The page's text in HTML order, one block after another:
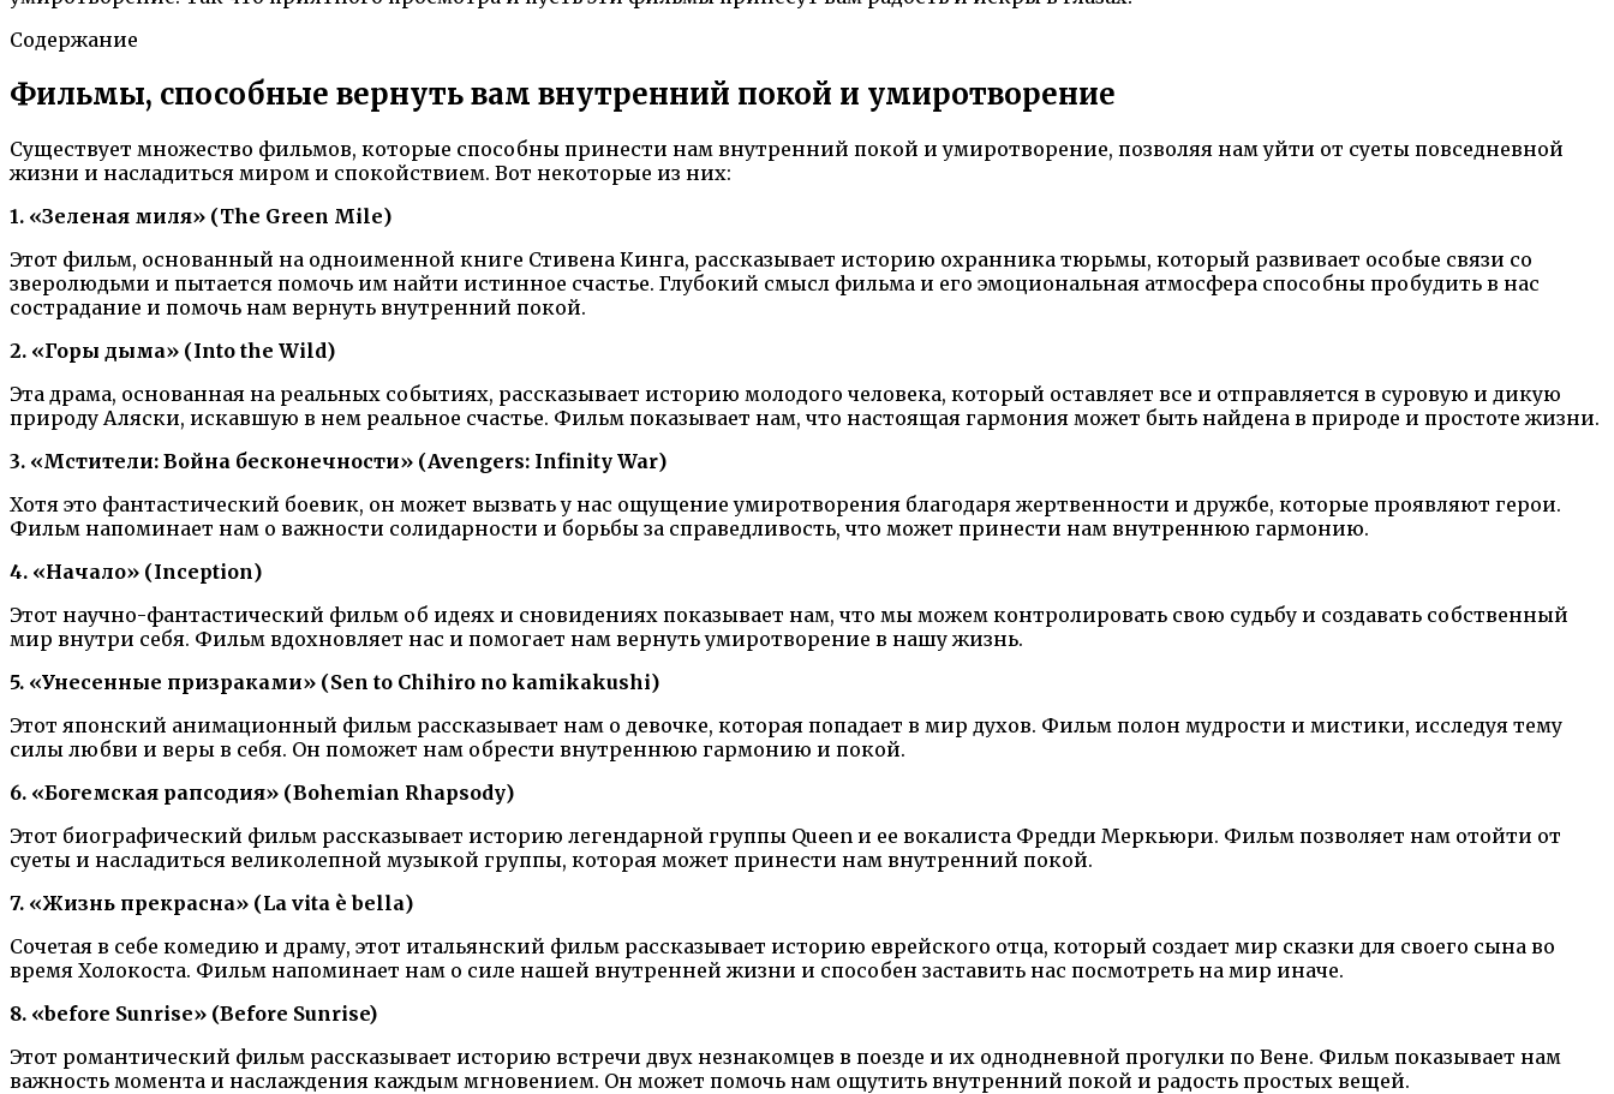
Содержание
Фильмы, способные вернуть вам внутренний покой и умиротворение
Существует множество фильмов, которые способны принести нам внутренний покой и умиротворение, позволяя нам уйти от суеты повседневной
жизни и насладиться миром и спокойствием. Вот некоторые из них:
1. «Зеленая миля» (The Green Mile)
Этот фильм, основанный на одноименной книге Стивена Кинга, рассказывает историю охранника тюрьмы, который развивает особые связи со
зверолюдьми и пытается помочь им найти истинное счастье. Глубокий смысл фильма и его эмоциональная атмосфера способны пробудить в нас
сострадание и помочь нам вернуть внутренний покой.
2. «Горы дыма» (Into the Wild)
Эта драма, основанная на реальных событиях, рассказывает историю молодого человека, который оставляет все и отправляется в суровую и дикую
природу Аляски, искавшую в нем реальное счастье. Фильм показывает нам, что настоящая гармония может быть найдена в природе и простоте жизни.
3. «Мстители: Война бесконечности» (Avengers: Infinity War)
Хотя это фантастический боевик, он может вызвать у нас ощущение умиротворения благодаря жертвенности и дружбе, которые проявляют герои.
Фильм напоминает нам о важности солидарности и борьбы за справедливость, что может принести нам внутреннюю гармонию.
4. «Начало» (Inception)
Этот научно-фантастический фильм об идеях и сновидениях показывает нам, что мы можем контролировать свою судьбу и создавать собственный
мир внутри себя. Фильм вдохновляет нас и помогает нам вернуть умиротворение в нашу жизнь.
5. «Унесенные призраками» (Sen to Chihiro no kamikakushi)
Этот японский анимационный фильм рассказывает нам о девочке, которая попадает в мир духов. Фильм полон мудрости и мистики, исследуя тему
силы любви и веры в себя. Он поможет нам обрести внутреннюю гармонию и покой.
6. «Богемская рапсодия» (Bohemian Rhapsody)
Этот биографический фильм рассказывает историю легендарной группы Queen и ее вокалиста Фредди Меркьюри. Фильм позволяет нам отойти от
суеты и насладиться великолепной музыкой группы, которая может принести нам внутренний покой.
7. «Жизнь прекрасна» (La vita è bella)
Сочетая в себе комедию и драму, этот итальянский фильм рассказывает историю еврейского отца, который создает мир сказки для своего сына во
время Холокоста. Фильм напоминает нам о силе нашей внутренней жизни и способен заставить нас посмотреть на мир иначе.
8. «before Sunrise» (Before Sunrise)
Этот романтический фильм рассказывает историю встречи двух незнакомцев в поезде и их однодневной прогулки по Вене. Фильм показывает нам
важность момента и наслаждения каждым мгновением. Он может помочь нам ощутить внутренний покой и радость простых вещей.